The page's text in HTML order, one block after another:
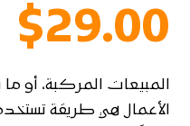
بناءً على
تقييم
عميل
$29.00
المبيعات المركبة، أو
الأعمال هي طريقة